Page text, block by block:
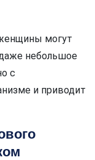
могут
небольшое
с
и приводит